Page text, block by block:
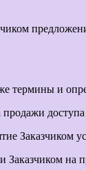
термины и
на